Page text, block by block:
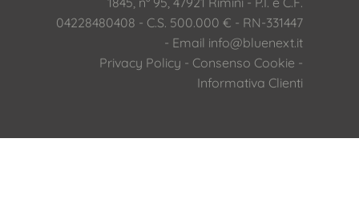
04228480408 - C.S. 500.000 € - RN-331447
- Email info@bluenext.it
Privacy Policy - Consenso Cookie -
Informativa Clienti